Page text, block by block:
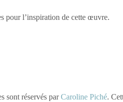
pour l’inspiration de cette œuvre.
sont réservés parCaroline Piché.